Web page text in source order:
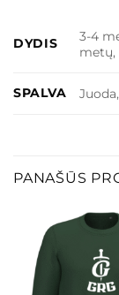
DYDIS
3-4
metų,
SPALVA
PANAŠŪS